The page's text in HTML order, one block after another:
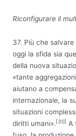
Riconfigurare il
37. Più che
oggi la sfida sia
della nuova
«tante
aiutano a
internazionale, la
situazioni
diritti umani».[30] A